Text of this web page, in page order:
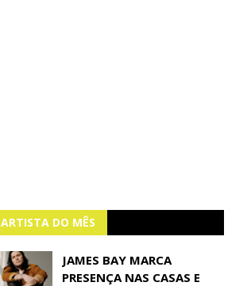
ARTISTA DO MÊS
JAMES BAY MARCA
PRESENÇA NAS CASAS E